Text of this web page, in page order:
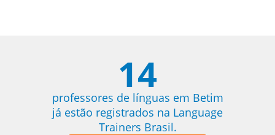
14
professores de línguas em Betim
já estão registrados na Language
Trainers Brasil.